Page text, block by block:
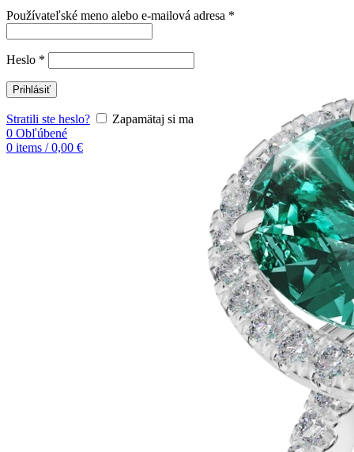
Používateľské meno alebo e-mailová adresa *
Heslo *
Prihlásiť
Stratili ste heslo?
Zapamätaj si ma
0 Obľúbené
0 items / 0,00 €